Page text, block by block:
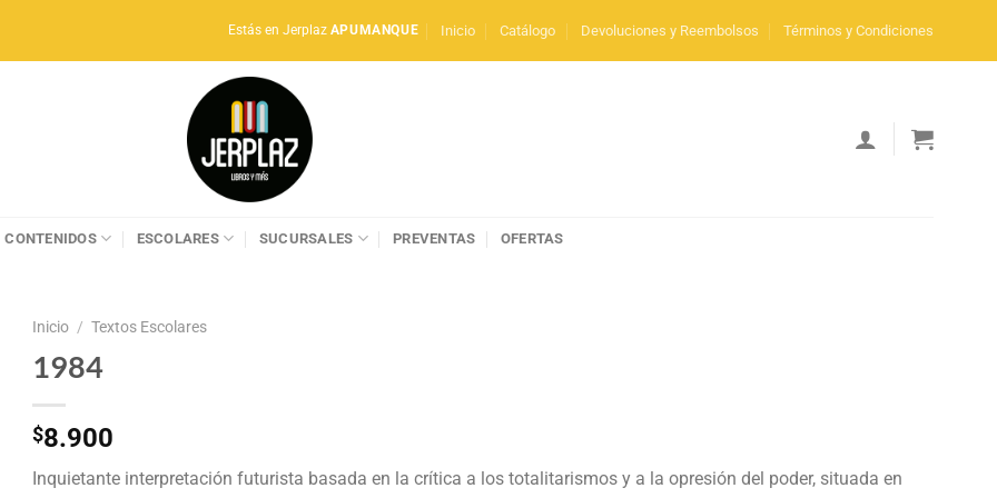
Estás en Jerplaz APUMANQUE Inicio Catálogo Devoluciones y Reembolsos Términos y Condiciones
CONTENIDOS ESCOLARES SUCURSALES PREVENTAS OFERTAS
Inicio / Textos Escolares
1984
$8.900
Inquietante interpretación futurista basada en la crítica a los totalitarismos y a la opresión del poder, situada en